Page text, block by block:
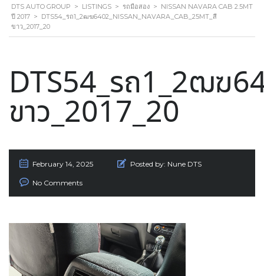
DTS AUTO GROUP > LISTINGS > รถมือสอง > NISSAN NAVARA CAB 2.5MT
ปี 2017 > DTS54_รถ1_2ฒฆ6402_NISSAN_NAVARA_CAB_25MT_สี
ขาว_2017_20
DTS54_รถ1_2ฒฆ
ขาว_2017_20
February 14, 2025 Posted by: Nune DTS
No Comments